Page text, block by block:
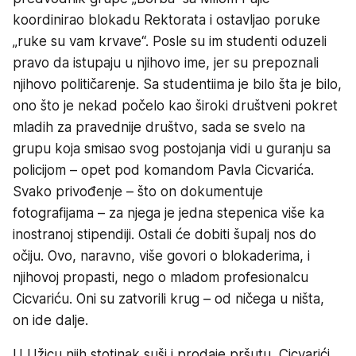
koordinirao blokadu Rektorata i ostavljao poruke
„ruke su vam krvave“. Posle su im studenti oduzeli
pravo da istupaju u njihovo ime, jer su prepoznali
njihovo političarenje. Sa studentiima je bilo šta je bilo,
ono što je nekad počelo kao široki društveni pokret
mladih za pravednije društvo, sada se svelo na
grupu koja smisao svog postojanja vidi u guranju sa
policijom – opet pod komandom Pavla Cicvarića.
Svako privođenje – što on dokumentuje
fotografijama – za njega je jedna stepenica više ka
inostranoj stipendiji. Ostali će dobiti šupalj nos do
očiju. Ovo, naravno, više govori o blokaderima, i
njihovoj propasti, nego o mladom profesionalcu
Cicvariću. Oni su zatvorili krug – od ničega u ništa,
on ide dalje.